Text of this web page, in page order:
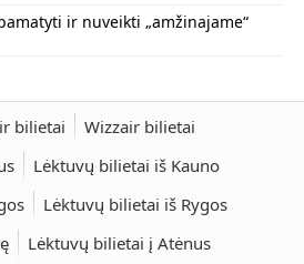
ir nuveikti „amžinajame“
bilietai
Wizzair bilietai
Lėktuvų bilietai iš Kauno
Lėktuvų bilietai iš Rygos
Lėktuvų bilietai į Atėnus